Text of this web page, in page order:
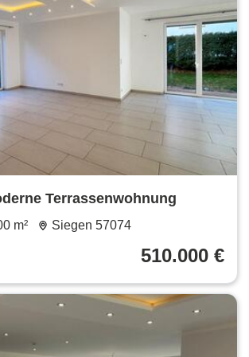
Terrassenwohnung
m² Siegen 57074
510.000 €